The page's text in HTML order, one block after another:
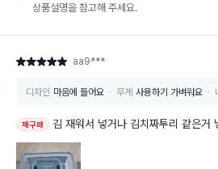
상품설명을 참고해 주세요.
별점 5점 aa9***
디자인 마음에 들어요 무게 사용하기 가벼워요
재구매 김 재워서 넣거나 김치짜투리 같은거